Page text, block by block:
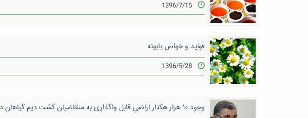
1396/7/15
فوايد و خواص بابونه
1396/5/28
وجود ۱۰ هزار هکتار اراضی قابل واگذاری به متقاضیان کشت دیم گیاهان دارویی